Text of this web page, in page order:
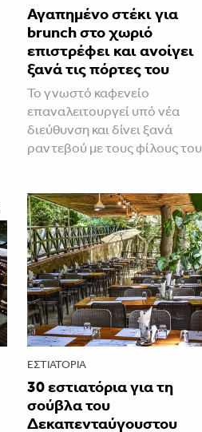
Αγαπημένο στέκι για
brunch στο χωριό
επιστρέφει και ανοίγει
ξανά τις πόρτες του
Το γνωστό καφενείο
επαναλειτουργεί υπό νέα
διεύθυνση και δίνει ξανά
ραντεβού με τους φίλους του
ΕΣΤΙΑΤΌΡΙΑ
30 εστιατόρια για τη
σούβλα του
Δεκαπενταύγουστου